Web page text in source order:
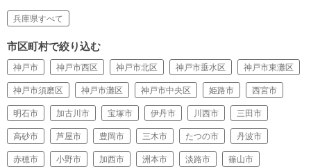
兵庫県すべて
市区町村で絞り込む
神戸市 神戸市西区 神戸市北区 神戸市垂水区 神戸市東灘区
神戸市須磨区 神戸市灘区 神戸市中央区 姫路市 西宮市
明石市 加古川市 宝塚市 伊丹市 川西市 三田市
高砂市 芦屋市 豊岡市 三木市 たつの市 丹波市
赤穂市 小野市 加西市 洲本市 淡路市 篠山市